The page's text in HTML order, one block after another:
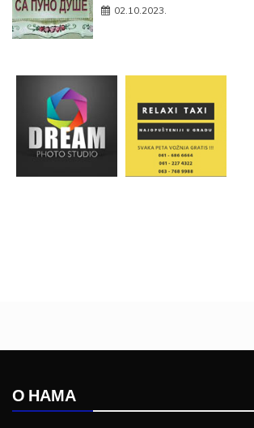
02.10.2023.
О НАМА